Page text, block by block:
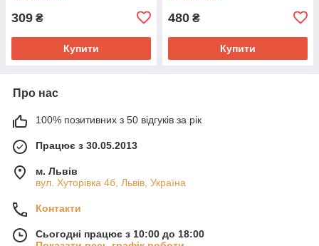
309 ₴
Купити
480 ₴
Купити
Про нас
100% позитивних з 50 відгуків за рік
Працює з 30.05.2013
м. Львів
вул. Хуторівка 4б, Львів, Україна
Контакти
Сьогодні працює з 10:00 до 18:00